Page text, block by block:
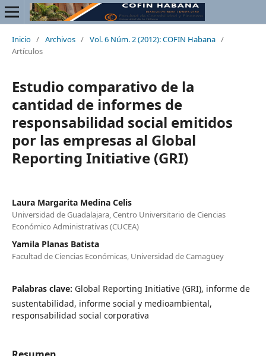
Inicio / Archivos / Vol. 6 Núm. 2 (2012): COFIN Habana /
Artículos
Estudio comparativo de la
cantidad de informes de
responsabilidad social emitidos
por las empresas al Global
Reporting Initiative (GRI)
Laura Margarita Medina Celis
Universidad de Guadalajara, Centro Universitario de Ciencias
Económico Administrativas (CUCEA)
Yamila Planas Batista
Facultad de Ciencias Económicas, Universidad de Camagüey
Palabras clave: Global Reporting Initiative (GRI), informe de
sustentabilidad, informe social y medioambiental,
responsabilidad social corporativa